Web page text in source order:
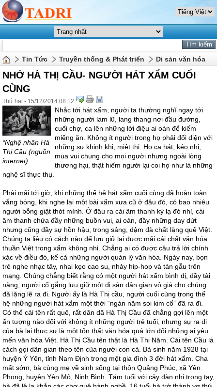
Tin Tức Truyền thống & Phát triển Di sản văn hóa
NHỚ HÀ THỊ CẦU- NGƯỜI HÁT XẨM CUỐI
CÙNG
Thứ hai - 15/12/2014 08:12
*Nghệ nhân Hà
Thị Cầu (nguồn
internet)
Nhắc tới hát xẩm, người ta thường nghĩ ngay tới
những người lam lũ, lang thang nơi đầu đường,
cuối chợ, ca lên những lời điệu ai oán để kiếm
miếng ăn. Không ít người trong họ phải đối diện với
những sự khinh khi, miệt thị. Họ ca hát, kéo nhị,
mua vui chung cho mọi người nhưng ngoài lòng
thương hại, thật hiếm người lại coi họ như là những
nghệ sĩ thực thụ.
Phải mãi tới giờ, khi những thế hệ hát xẩm cuối cùng đã hoàn toàn
vắng bóng, khi nghe lại một bài xẩm xưa cũ ở đâu đó, có bao nhiêu
người bỗng giật thót mình. Ở đâu ra cái âm thanh kỳ lạ đó nhỉ, cái
âm thanh chứa đầy những buồn vui, ai oán, đầy những day dứt
nhưng cũng đầy sự hồn hậu, trong sáng, đậm đà chất làng quê Việt.
Chúng ta liệu có cách nào để lưu giữ lại được mãi cái chất văn hóa
thuần Việt trong xẩm không nhỉ. Chẳng ai có được câu trả lời chính
xác về điều đó, kể cả những người quản lý văn hóa. Ngày nay, bọn
trẻ nghe nhạc tây, nhai kẹo cao su, nhảy hip-hop và tán gẫu trên
mạng. Chúng chẳng biết rằng có một người hát xẩm bình dị, đầy tài
năng, người cố gắng lưu giữ một di sản dân gian vô giá cho chúng
đã lặng lẽ ra đi. Người ấy là Hà Thị cầu, người cuối cùng trong thế
hệ những người hát xẩm một thời “ngàn năm soi kim cổ” đã ra đi.
Có thể cái tên rất quê, rất dân dã Hà Thị Cầu đã chẳng gợi lên một
ấn tượng nào đối với không ít những người trẻ tuổi, nhưng sự ra đi
của bà lại thực sự là một tổn thất văn hóa quá lớn đối những ai yêu
mến văn hóa Việt. Hà Thị Cầu tên thật là Hà Thị Năm. Cái tên Cầu là
cách gọi dân gian theo tên của người con cả. Bà sinh năm 1928 tại
huyện Ý Yên, tỉnh Nam Định trong một gia đình 3 đời hát xẩm. Cha
mất sớm, bà cùng mẹ về sinh sống tại thôn Quảng Phúc, xã Yên
Phong, huyện Yên Mô, Ninh Bình. Tám tuổi với cây đàn nhị trong tay,